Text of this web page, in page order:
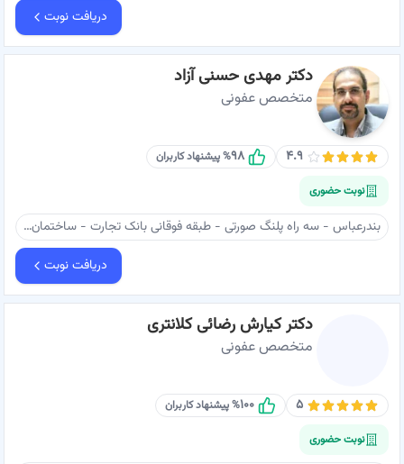
دریافت نوبت
دکتر مهدی حسنی آزاد
متخصص عفونی
۴.۹ ۹۸% پیشنهاد کاربران
نوبت حضوری
بندرعباس - سه راه پلنگ صورتی - طبقه فوقانی بانک تجارت - ساختمان سحر 2 - طبقه 3 واحد 7 - دکتر حسنی آزاد
دریافت نوبت
دکتر کیارش رضائی کلانتری
متخصص عفونی
۵ ۱۰۰% پیشنهاد کاربران
نوبت حضوری